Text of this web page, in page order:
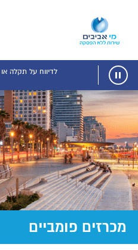
לדיווח על תקלה או
מכרזים פומביים